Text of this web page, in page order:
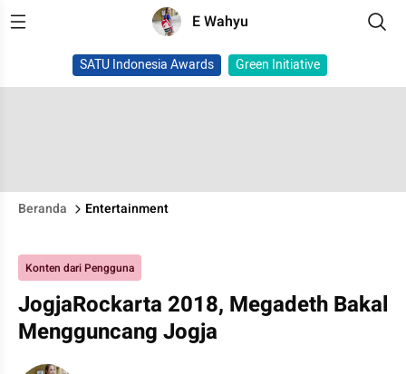
E Wahyu
SATU Indonesia Awards Green Initiative
Beranda Entertainment
Konten dari Pengguna
JogjaRockarta 2018, Megadeth Bakal
Mengguncang Jogja